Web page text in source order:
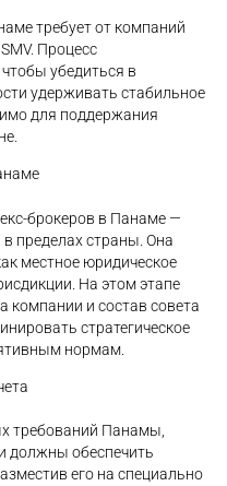
требует от компаний
Процесс
убедиться в
удерживать стабильное
для поддержания
брокеров в Панаме —
пределах страны. Она
местное юридическое
На этом этапе
компании и состав совета
стратегическое
нормам.
требований Панамы,
должны обеспечить
его на специально